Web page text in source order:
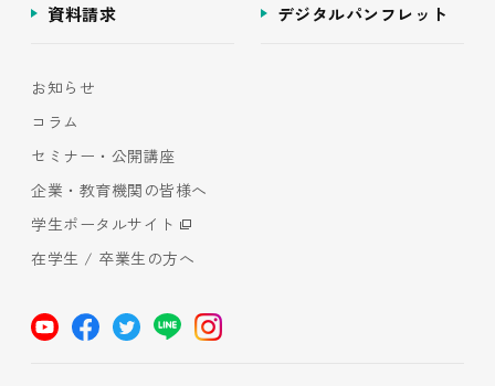
資料請求 デジタルパンフレット
お知らせ
コラム
セミナー・公開講座
企業・教育機関の皆様へ
学生ポータルサイト
在学生 / 卒業生の方へ